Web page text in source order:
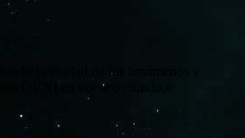
la verdad de los fenómenos y
OVNI en nuestro mundo.»